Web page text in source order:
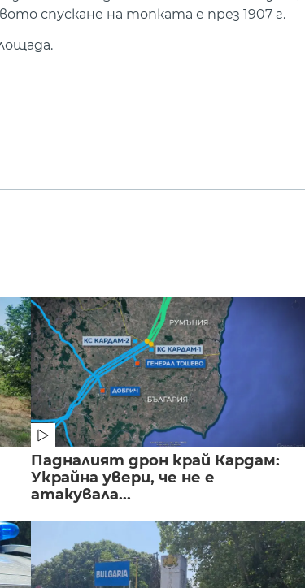
спускане на топката е през 1907 г.
Падналият дрон край Кардам:
Украйна увери, че не е
атакувала...